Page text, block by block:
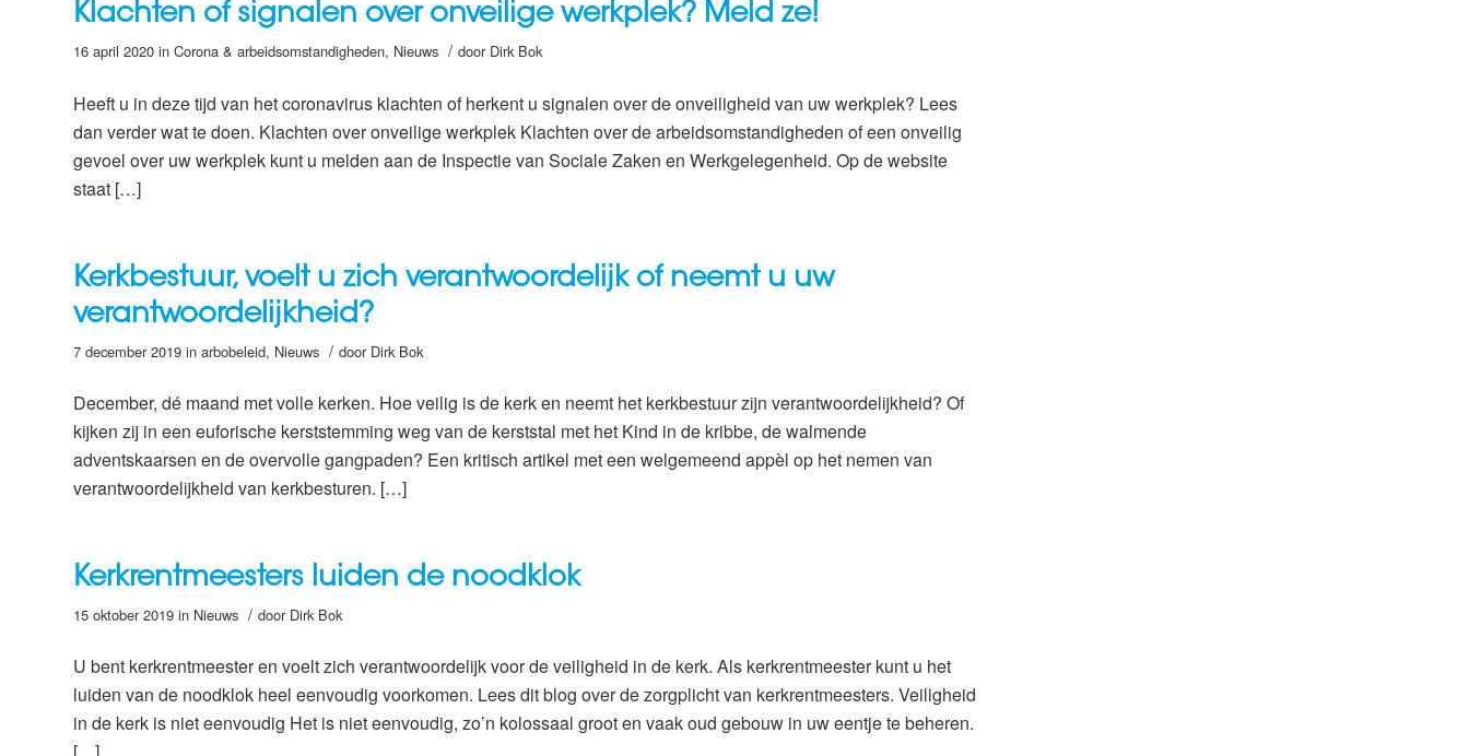
Klachten of signalen over onveilige werkplek? Meld ze!
16 april 2020 in Corona & arbeidsomstandigheden, Nieuws / door Dirk Bok
Heeft u in deze tijd van het coronavirus klachten of herkent u signalen over de onveiligheid van uw werkplek? Lees
dan verder wat te doen. Klachten over onveilige werkplek Klachten over de arbeidsomstandigheden of een onveilig
gevoel over uw werkplek kunt u melden aan de Inspectie van Sociale Zaken en Werkgelegenheid. Op de website
staat […]
Kerkbestuur, voelt u zich verantwoordelijk of neemt u uw
verantwoordelijkheid?
7 december 2019 in arbobeleid, Nieuws / door Dirk Bok
December, dé maand met volle kerken. Hoe veilig is de kerk en neemt het kerkbestuur zijn verantwoordelijkheid? Of
kijken zij in een euforische kerststemming weg van de kerststal met het Kind in de kribbe, de walmende
adventskaarsen en de overvolle gangpaden? Een kritisch artikel met een welgemeend appèl op het nemen van
verantwoordelijkheid van kerkbesturen. […]
Kerkrentmeesters luiden de noodklok
15 oktober 2019 in Nieuws / door Dirk Bok
U bent kerkrentmeester en voelt zich verantwoordelijk voor de veiligheid in de kerk. Als kerkrentmeester kunt u het
luiden van de noodklok heel eenvoudig voorkomen. Lees dit blog over de zorgplicht van kerkrentmeesters. Veiligheid
in de kerk is niet eenvoudig Het is niet eenvoudig, zo’n kolossaal groot en vaak oud gebouw in uw eentje te beheren.